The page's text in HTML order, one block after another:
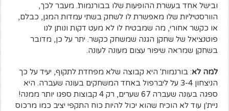
ובישל אחד בעשרת ההופעות שלו בבורנמות'. מעבר לכך,
הוורסטיליות שלו מאפשרת לו לשחק בשתי עמדות המגן, כבלם,
או כקשר אחורי, מה שמבטיח לו לא מעט דקות ונותן לנו
פוטנציאל של שחקן הגנה שמשחק כקשר. יתר על כן, מדובר
בשחקן שמראה שיפור עצום מעונה לעונה.
למה לא: בורנמות' היא קבוצה שלא מפחדת לתקוף, יעיד על כך
הניצחון 3-4 על ליברפול באחד המשחקים בעונה שעברה. היא
ספגה בעונה שעברה 67 שערים, רק 4 קבוצות ספגו יותר ממנה!
ניית'ן עוד לא הוכיח שהוא יכול להיות כוח התקפי יציב כמו מרכוס